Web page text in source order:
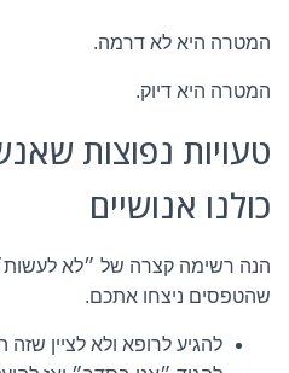
המטרה היא לא דרמה.
המטרה היא דיוק.
טעויות נפוצות
כולנו אנושיים
הנה רשימה קצרה של ״לא
שהטפסים ניצחו אתכם.
להגיע לרופא ולא לציין